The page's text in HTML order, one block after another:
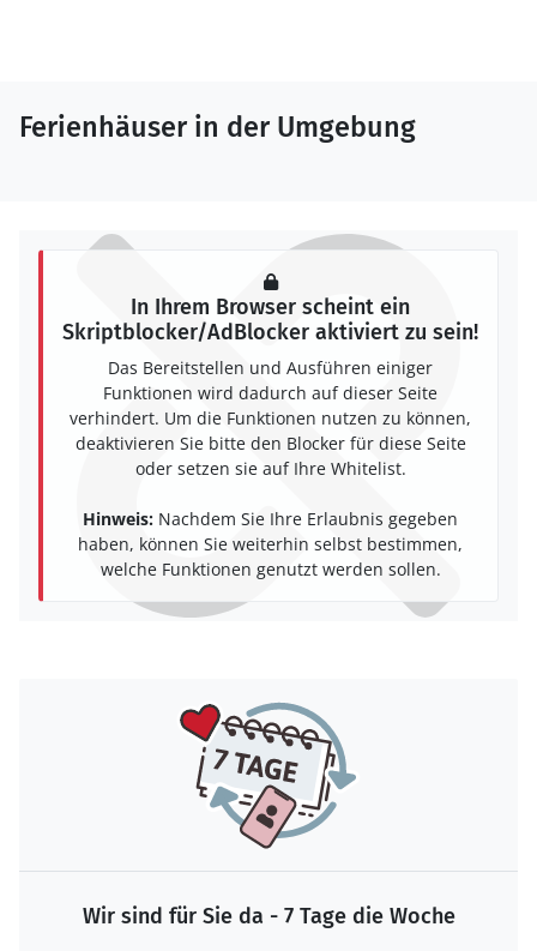
Ferienhäuser in der Umgebung
In Ihrem Browser scheint ein
Skriptblocker/AdBlocker aktiviert zu sein!
Das Bereitstellen und Ausführen einiger
Funktionen wird dadurch auf dieser Seite
verhindert. Um die Funktionen nutzen zu können,
deaktivieren Sie bitte den Blocker für diese Seite
oder setzen sie auf Ihre Whitelist.
Hinweis: Nachdem Sie Ihre Erlaubnis gegeben
haben, können Sie weiterhin selbst bestimmen,
welche Funktionen genutzt werden sollen.
Wir sind für Sie da - 7 Tage die Woche